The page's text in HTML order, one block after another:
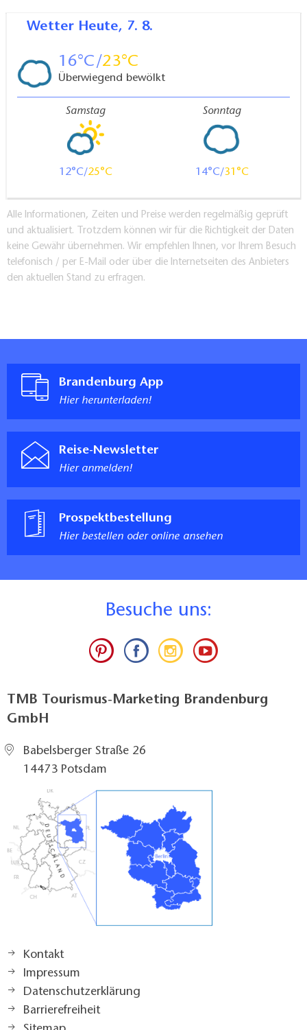
Wetter Heute, 7. 8.
16 23
Überwiegend bewölkt
Samstag
12 25
Sonntag
14 31
Alle Informationen, Zeiten und Preise werden regelmäßig geprüft
und aktualisiert. Trotzdem können wir für die Richtigkeit der Daten
keine Gewähr übernehmen. Wir empfehlen Ihnen, vor Ihrem Besuch
telefonisch / per E-Mail oder über die Internetseiten des Anbieters
den aktuellen Stand zu erfragen.
Brandenburg App
Hier herunterladen!
Reise-Newsletter
Hier anmelden!
Prospektbestellung
Hier bestellen oder online ansehen
Besuche uns:
TMB Tourismus-Marketing Brandenburg
GmbH
Babelsberger Straße 26
14473 Potsdam
Kontakt
Impressum
Datenschutzerklärung
Barrierefreiheit